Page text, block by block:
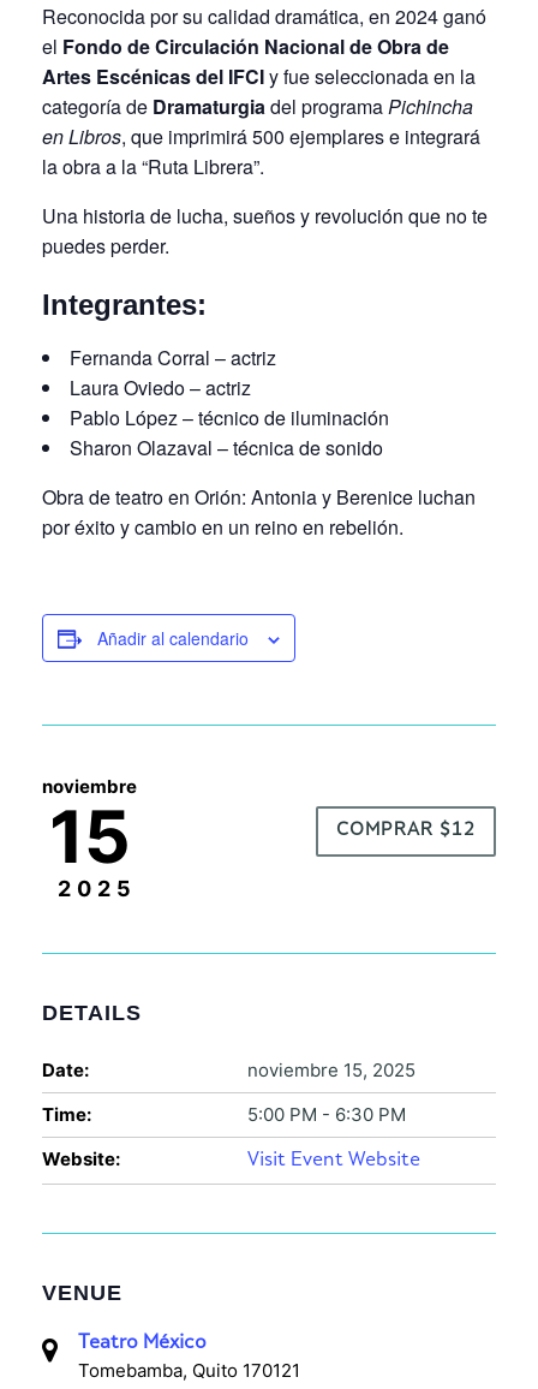
Reconocida por su calidad dramática, en 2024 ganó
el Fondo de Circulación Nacional de Obra de
Artes Escénicas del IFCIy fue seleccionada en la
categoría de Dramaturgiadel programaPichincha
en Libros, que imprimirá 500 ejemplares e integrará
la obra a la “Ruta Librera”.
Una historia de lucha, sueños y revolución que no te
puedes perder.
Integrantes:
Fernanda Corral – actriz
Laura Oviedo – actriz
Pablo López – técnico de iluminación
Sharon Olazaval – técnica de sonido
Obra de teatro en Orión: Antonia y Berenice luchan
por éxito y cambio en un reino en rebelión.
Añadir al calendario
noviembre
15
2025
COMPRAR $12
DETAILS
Date:
noviembre 15, 2025
Time:
5:00 PM - 6:30 PM
Website:
Visit Event Website
VENUE
Teatro México
Tomebamba, Quito 170121